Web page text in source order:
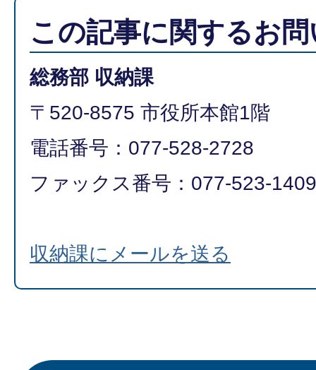
この記事に関するお
総務部 収納課
〒520-8575 市役所本館1階
電話番号：077-528-2728
ファックス番号：077-523-1409
収納課にメールを送る